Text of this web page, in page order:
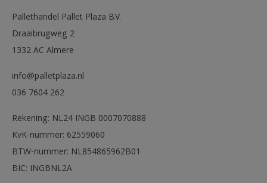
Pallethandel Pallet Plaza B.V.
Draaibrugweg 2
1332 AC Almere
info@palletplaza.nl
036 7604 262
Rekening: NL24 INGB 0007070888
KvK-nummer: 62559060
BTW-nummer: NL854865962B01
BIC: INGBNL2A